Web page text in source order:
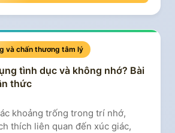
và chấn thương tâm lý
tình dục và không nhớ? Bài
thức
khoảng trống trong trí nhớ,
thích liên quan đến xúc giác,